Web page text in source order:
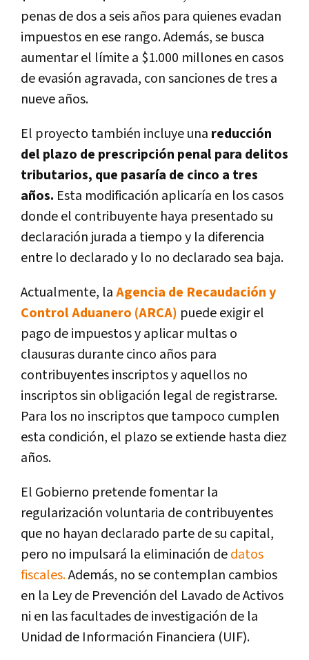
penas de dos a seis años para quienes evadan
impuestos en ese rango. Además,se busca
aumentar el límite a $1.000 millones en casos
de evasión agravada, con sanciones de tres a
nueve años.
El proyecto también incluye una reducción
del plazo de prescripción penal para delitos
tributarios, que pasaría de cinco a tres
años. Esta modificación aplicaría en los casos
donde el contribuyente haya presentado su
declaración jurada a tiempo y la diferencia
entre lo declarado y lo no declarado sea baja.
Actualmente, laAgencia de Recaudación y
Control Aduanero (ARCA) puede exigir el
pago de impuestos y aplicar multas o
clausuras durante cinco años para
contribuyentes inscriptos y aquellos no
inscriptos sin obligación legal de registrarse.
Para los no inscriptos que tampoco cumplen
esta condición, el plazo se extiende hasta diez
años.
El Gobierno pretende fomentar la
regularización voluntaria de contribuyentes
que no hayan declarado parte de su capital,
pero no impulsará la eliminación dedatos
fiscales.Además, no se contemplan cambios
en la Ley de Prevención del Lavado de Activos
ni en las facultades de investigación de la
Unidad de Información Financiera (UIF).